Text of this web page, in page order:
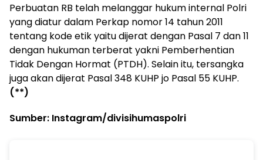
Perbuatan RB telah melanggar hukum internal Polri
yang diatur dalam Perkap nomor 14 tahun 2011
tentang kode etik yaitu dijerat dengan Pasal 7 dan 11
dengan hukuman terberat yakni Pemberhentian
Tidak Dengan Hormat (PTDH). Selain itu, tersangka
juga akan dijerat Pasal 348 KUHP jo Pasal 55 KUHP.
(**)
Sumber: Instagram/divisihumaspolri